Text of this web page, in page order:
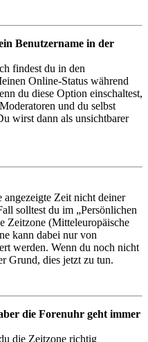
Benutzername in der
findest du in den
Online-Status während
du diese Option einschaltest,
und du selbst
wirst dann als unsichtbarer
Zeit nicht deiner
solltest du im „Persönlichen
Zeitzone (Mitteleuropäische
kann dabei nur von
werden. Wenn du noch nicht
Grund, dies jetzt zu tun.
die Forenuhr geht immer
die Zeitzone richtig